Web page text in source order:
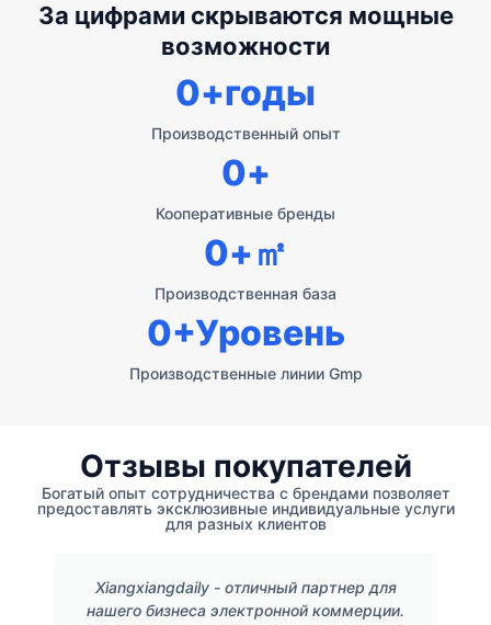
За цифрами скрываются мощные
возможности
Производственный опыт
0+годы
Кооперативные бренды
0+
Производственная база
0+㎡
Производственные линии Gmp
0+Уровень
Отзывы покупателей
Богатый опыт сотрудничества с брендами позволяет
предоставлять эксклюзивные индивидуальные услуги
для разных клиентов
Xiangxiangdaily - отличный партнер для
нашего бизнеса электронной коммерции.